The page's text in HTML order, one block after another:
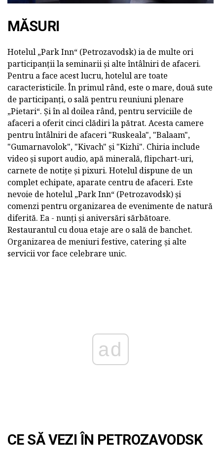
MĂSURI
Hotelul „Park Inn“ (Petrozavodsk) ia de multe ori
participanții la seminarii și alte întâlniri de afaceri.
Pentru a face acest lucru, hotelul are toate
caracteristicile. În primul rând, este o mare, două sute
de participanți, o sală pentru reuniuni plenare
„Pietari“. Și în al doilea rând, pentru serviciile de
afaceri a oferit cinci clădiri la pătrat. Acesta camere
pentru întâlniri de afaceri "Ruskeala", "Balaam",
"Gumarnavolok", "Kivach" și "Kizhi". Chiria include
video și suport audio, apă minerală, flipchart-uri,
carnete de notițe și pixuri. Hotelul dispune de un
complet echipate, aparate centru de afaceri. Este
nevoie de hotelul „Park Inn“ (Petrozavodsk) și
comenzi pentru organizarea de evenimente de natură
diferită. Ea - nunți și aniversări sărbătoare.
Restaurantul cu doua etaje are o sală de banchet.
Organizarea de meniuri festive, catering și alte
servicii vor face celebrare unic.
ad
CE SĂ VEZI ÎN PETROZAVODSK